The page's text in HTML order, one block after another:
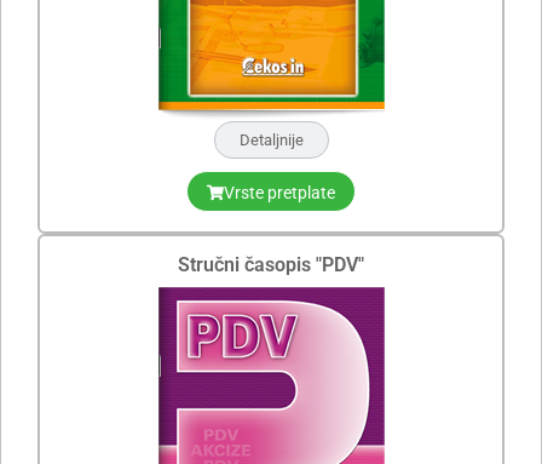
Detaljnije
Vrste pretplate
Stručni časopis "PDV"